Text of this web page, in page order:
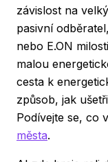
závislost na
pasivní
nebo E.ON
malou
cesta k
způsob, jak
Podívejte se, co
města.